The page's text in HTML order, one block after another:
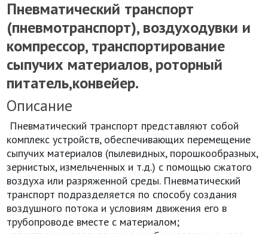
Пневматический транспорт
(пневмотранспорт), воздуходувки и
компрессор, транспортирование
сыпучих материалов, роторный
питатель,конвейер.
Описание
Пневматический транспорт представляют собой
комплекс устройств, обеспечивающих перемещение
сыпучих материалов (пылевидных, порошкообразных,
зернистых, измельченных и т.д.) с помощью сжатого
воздуха или разряженной среды. Пневматический
транспорт подразделяется по способу создания
воздушного потока и условиям движения его в
трубопроводе вместе с материалом;